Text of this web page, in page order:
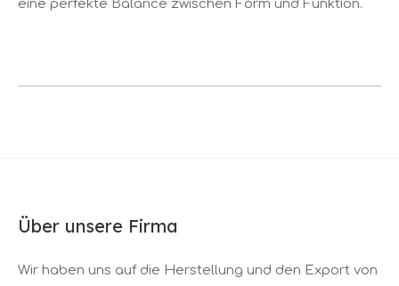
eine perfekte Balance zwischen Form und Funktion.
Über unsere Firma
Wir haben uns auf die Herstellung und den Export von